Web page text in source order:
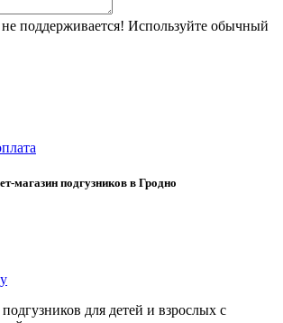
поддерживается! Используйте обычный
магазин подгузников в Гродно
для детей и взрослых с